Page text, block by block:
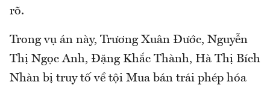
rõ.
Trong vụ án này, Trương Xuân Đước, Nguyễn
Thị Ngọc Anh, Đặng Khắc Thành, Hà Thị Bích
Nhàn bị truy tố về tội Mua bán trái phép hóa